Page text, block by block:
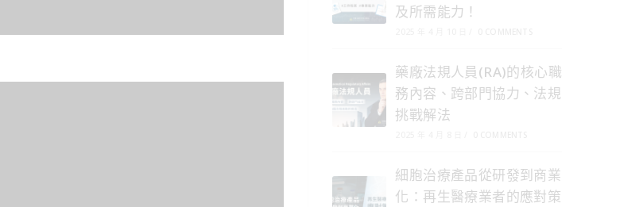
及所需能力！
藥廠法規人員(RA)的核心職
務內容、跨部門協力、法規
挑戰解法
細胞治療產品從研發到商業
化：再生醫療業者的應對策